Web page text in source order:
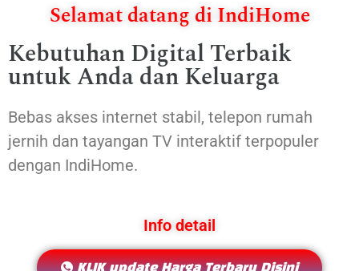
Selamat datang di IndiHome
Kebutuhan Digital Terbaik
untuk Anda dan Keluarga
Bebas akses internet stabil, telepon rumah
jernih dan tayangan TV interaktif terpopuler
dengan IndiHome.
Info detail
KLIK update Harga Terbaru Disini